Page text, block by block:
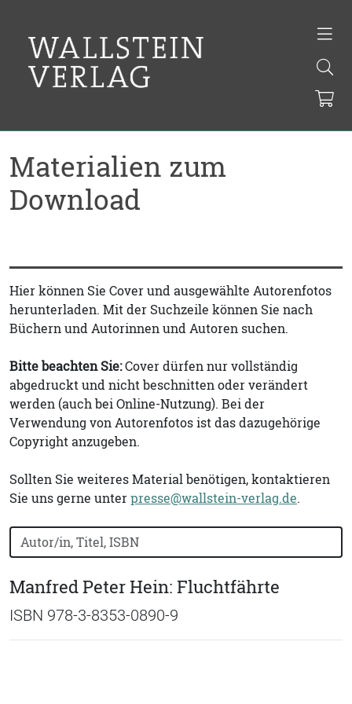
Materialien zum
Download
Hier können Sie Cover und ausgewählte Autorenfotos
herunterladen. Mit der Suchzeile können Sie nach
Büchern und Autorinnen und Autoren suchen.
Bitte beachten Sie:Cover dürfen nur vollständig
abgedruckt und nicht beschnitten oder verändert
werden (auch bei Online-Nutzung). Bei der
Verwendung von Autorenfotos ist das dazugehörige
Copyright anzugeben.
Sollten Sie weiteres Material benötigen, kontaktieren
Sie uns gerne unterpresse@wallstein-verlag.de.
Bücher nach Buchtitel, Autorennamen oder ISBN
Manfred Peter Hein: Fluchtfährte
ISBN 978-3-8353-0890-9